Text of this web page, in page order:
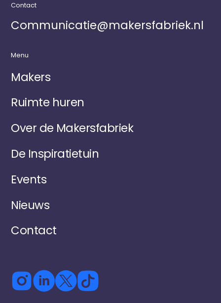
Contact
Communicatie@makersfabriek.nl
Menu
Makers
Ruimte huren
Over de Makersfabriek
De Inspiratietuin
Events
Nieuws
Contact